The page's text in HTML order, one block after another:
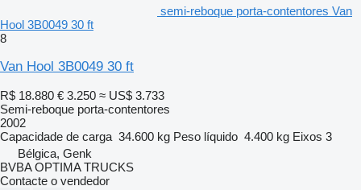
semi-reboque porta-contentores Van
Hool 3B0049 30 ft
8
Van Hool 3B0049 30 ft
R$ 18.880 € 3.250 ≈ US$ 3.733
Semi-reboque porta-contentores
2002
Capacidade de carga 34.600 kg Peso líquido 4.400 kg Eixos 3
Bélgica, Genk
BVBA OPTIMA TRUCKS
Contacte o vendedor